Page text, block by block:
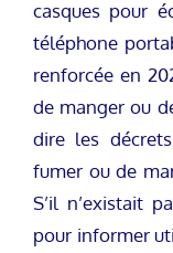
casques pour
téléphone
renforcée en
de manger ou
dire les
fumer ou de
S’il n’existait
pour informer